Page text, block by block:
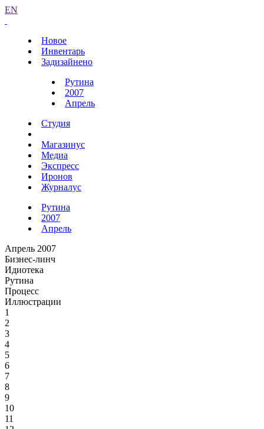
EN
Новое
Инвентарь
Задизайнено
Рутина
2007
Апрель
Студия
Магазинус
Медиа
Экспресс
Иронов
Журналус
Рутина
2007
Апрель
Апрель 2007
Бизнес-линч
Идиотека
Рутина
Процесс
Иллюстрации
1
2
3
4
5
6
7
8
9
10
11